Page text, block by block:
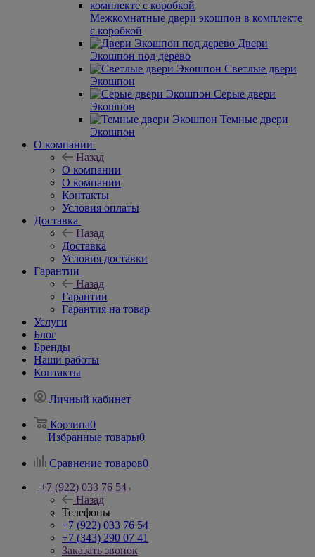
Межкомнатные двери экошпон в комплекте
с коробкой
Двери
Экошпон под дерево
Светлые двери
Экошпон
Серые двери
Экошпон
Темные двери
Экошпон
О компании
Назад
О компании
О компании
Контакты
Условия оплаты
Доставка
Назад
Доставка
Условия доставки
Гарантии
Назад
Гарантии
Гарантия на товар
Услуги
Блог
Бренды
Наши работы
Контакты
Личный кабинет
Корзина0
Избранные товары0
Сравнение товаров0
+7 (922) 033 76 54
Назад
Телефоны
+7 (922) 033 76 54
+7 (343) 290 07 41
Заказать звонок